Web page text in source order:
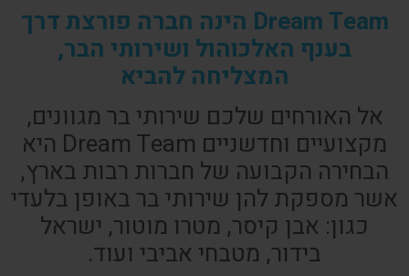
Dream Team הינה חברה פורצת דרך
בענף האלכוהול ושירותי הבר,
המצליחה להביא
אל האורחים שלכם שירותי בר מגוונים,
מקצועיים וחדשניים Dream Team היא
הבחירה הקבועה של חברות רבות בארץ,
אשר מספקת להן שירותי בר באופן בלעדי
כגון: אבן קיסר, מטרו מוטור, ישראל
בידור, מטבחי אביבי ועוד.